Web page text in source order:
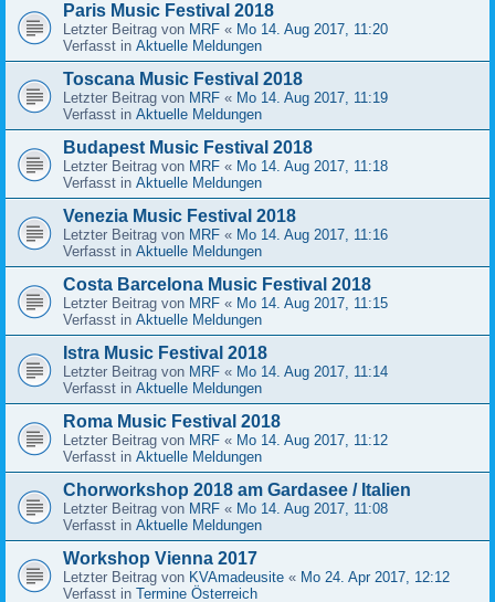
Paris Music Festival 2018
Letzter Beitrag von MRF « Mo 14. Aug 2017, 11:20
Verfasst in Aktuelle Meldungen
Toscana Music Festival 2018
Letzter Beitrag von MRF « Mo 14. Aug 2017, 11:19
Verfasst in Aktuelle Meldungen
Budapest Music Festival 2018
Letzter Beitrag von MRF « Mo 14. Aug 2017, 11:18
Verfasst in Aktuelle Meldungen
Venezia Music Festival 2018
Letzter Beitrag von MRF « Mo 14. Aug 2017, 11:16
Verfasst in Aktuelle Meldungen
Costa Barcelona Music Festival 2018
Letzter Beitrag von MRF « Mo 14. Aug 2017, 11:15
Verfasst in Aktuelle Meldungen
Istra Music Festival 2018
Letzter Beitrag von MRF « Mo 14. Aug 2017, 11:14
Verfasst in Aktuelle Meldungen
Roma Music Festival 2018
Letzter Beitrag von MRF « Mo 14. Aug 2017, 11:12
Verfasst in Aktuelle Meldungen
Chorworkshop 2018 am Gardasee / Italien
Letzter Beitrag von MRF « Mo 14. Aug 2017, 11:08
Verfasst in Aktuelle Meldungen
Workshop Vienna 2017
Letzter Beitrag von KVAmadeusite « Mo 24. Apr 2017, 12:12
Verfasst in Termine Österreich